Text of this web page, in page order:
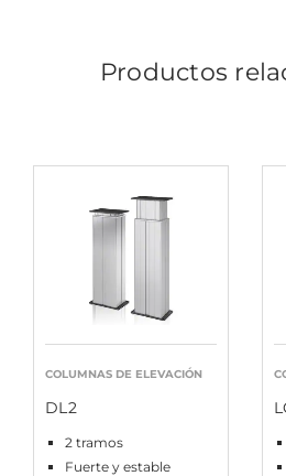
Productos
COLUMNAS DE ELEVACIÓN
DL2
2 tramos
Fuerte y estable